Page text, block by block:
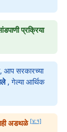
प्रक्रिया
आप सरकारच्या
, गेल्या आर्थिक
अडथळे [४:१]